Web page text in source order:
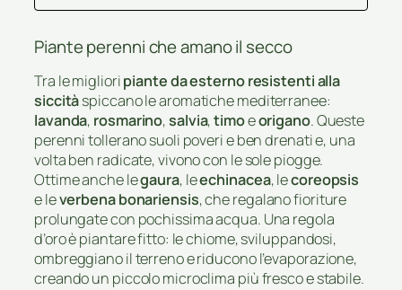
Piante perenni che amano il secco
Tra le miglioripiante da esterno resistenti alla
siccitàspiccano le aromatiche mediterranee:
lavanda, rosmarino,salvia,timoeorigano. Queste
perenni tollerano suoli poveri e ben drenati e, una
volta ben radicate, vivono con le sole piogge.
Ottime anche legaura, leechinacea, lecoreopsis
e leverbena bonariensis, che regalano fioriture
prolungate con pochissima acqua. Una regola
d’oro è piantare fitto: le chiome, sviluppandosi,
ombreggiano il terreno e riducono l’evaporazione,
creando un piccolo microclima più fresco e stabile.